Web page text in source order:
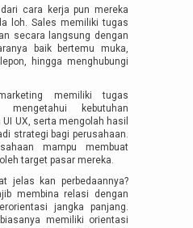
cara kerja pun mereka
loh. Sales memiliki tugas
secara langsung dengan
baik bertemu muka,
hingga menghubungi
memiliki tugas
mengetahui kebutuhan
UX, serta mengolah hasil
strategi bagi perusahaan.
mampu membuat
target pasar mereka.
jelas kan perbedaannya?
membina relasi dengan
jangka panjang.
memiliki orientasi